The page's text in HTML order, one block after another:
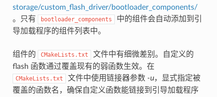
storage/custom_flash_driver/bootloader_components/
。只有
bootloader_components
中的组件会自动添加到引
导加载程序的组件列表中。
组件的 CMakeLists.txt
文件中有细微差别。自定义的
flash 函数通过覆盖现有的弱函数生效。在
CMakeLists.txt 文件中使用链接器参数 -u，显式指定被
覆盖的函数名，确保自定义函数能链接到引导加载程序